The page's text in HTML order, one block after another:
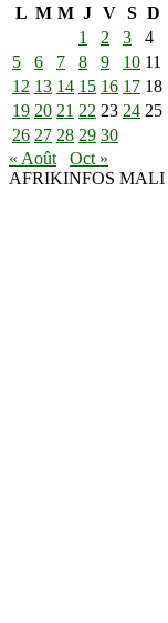
L M M J V S D
1
2 3
4
5
6 7 8 9 10 11
12 13 14 15 16 17 18
19 20 21 22 23 24 25
26 27 28 29 30
« Août
Oct »
AFRIKINFOS MALI